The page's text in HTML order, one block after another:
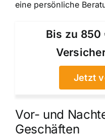
eine persönliche
Bis zu 850
Jetzt
Vor- und
Geschäften